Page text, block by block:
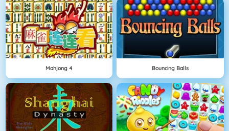
Mahjong 4 Bouncing Balls